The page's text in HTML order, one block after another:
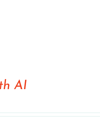
AI